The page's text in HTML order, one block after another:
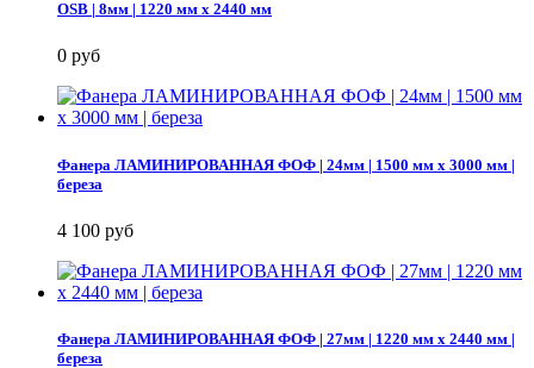
OSB | 8мм | 1220 мм х 2440 мм
0 руб
Фанера ЛАМИНИРОВАННАЯ ФОФ | 24мм | 1500 мм х 3000 мм |
береза
4 100 руб
Фанера ЛАМИНИРОВАННАЯ ФОФ | 27мм | 1220 мм х 2440 мм |
береза